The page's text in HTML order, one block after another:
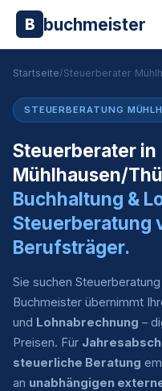
B buchmeister
Startseite/Steuerberater
STEUERBERATUNG
Steuerberater in
Mühlhausen/
Buchhaltung &
Steuerberatung
Berufsträger.
Sie suchen Steuerberatung
Buchmeister übernimmt
und Lohnabrechnung –
Preisen. Für
steuerliche Beratung
an unabhängigen